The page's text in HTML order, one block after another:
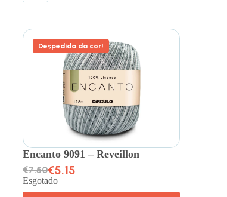
Despedida da cor!
Encanto 9091 – Reveillon
€7.50€5.15
Esgotado